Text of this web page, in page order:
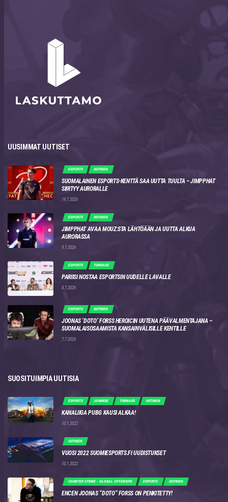
UUSIMMAT UUTISET
ESPORTS UUTINEN
SUOMALAINEN ESPORTS-KENTTÄ SAA UUTTA TUULTA – JIMPPHAT
SIIRTYY AURORALLE
19.7.2026
ESPORTS UUTINEN
JIMPPHAT AVAA MOUZ:STA LÄHTÖÄÄN JA UUTTA ALKUA
AURORASSA
9.7.2026
ESPORTS TURNAUS
PARIISI NOSTAA ESPORTSIN UUDELLE LAVALLE
8.7.2026
ESPORTS UUTINEN
JOONAS ‘DOTO’ FORSS HEROICIN UUTENA PÄÄVALMENTAJANA –
SUOMALAISOSAAMISTA KANSAINVÄLISILLE KENTILLE
7.7.2026
SUOSITUIMPIA UUTISIA
ESPORTS JOUKKUE TURNAUS UUTINEN
KANALIIGA PUBG KAUSI ALKAA!
10.1.2022
UUTINEN
VUOSI 2022 SUOMIESPORTS.FI UUDISTUKSET
10.1.2022
COUNTER STRIKE - GLOBAL OFFENSIVE ESPORTS UUTINEN
ENCEN JOONAS “DOTO” FORSS ON PENKITETTY!